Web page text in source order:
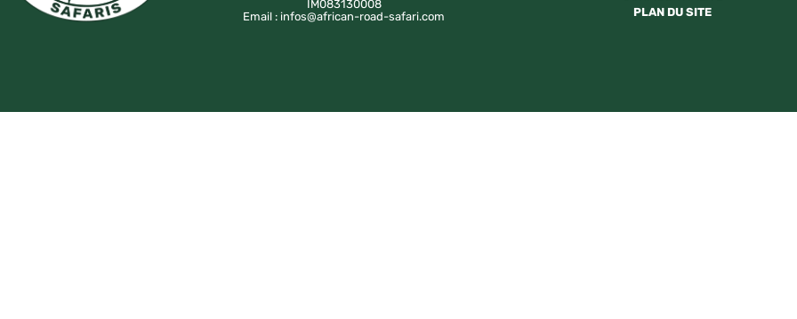
IM083130008
Email : infos@african-road-safari.com
PLAN DU SITE